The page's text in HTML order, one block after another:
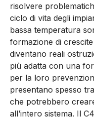
risolvere
ciclo di vita degli
bassa temperatura
formazione di
diventano reali
più adatta con una
per la loro
presentano spesso
che potrebbero
all’intero sistema. Il